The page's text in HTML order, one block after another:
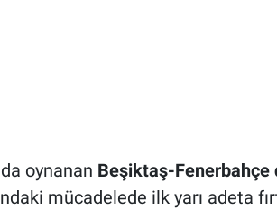
oynanan Beşiktaş-Fenerbahçe
mücadelede ilk yarı adeta